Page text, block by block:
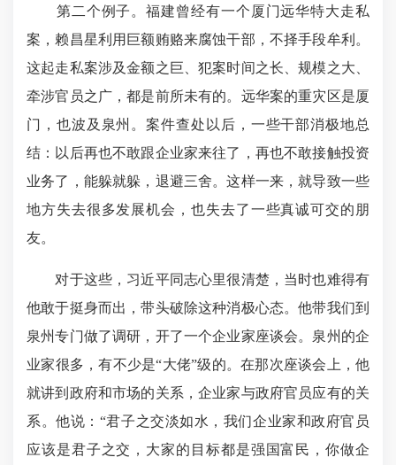
第二个例子。福建曾经有一个厦门远华特大走私
案，赖昌星利用巨额贿赂来腐蚀干部，不择手段牟利。
这起走私案涉及金额之巨、犯案时间之长、规模之大、
牵涉官员之广，都是前所未有的。远华案的重灾区是厦
门，也波及泉州。案件查处以后，一些干部消极地总
结：以后再也不敢跟企业家来往了，再也不敢接触投资
业务了，能躲就躲，退避三舍。这样一来，就导致一些
地方失去很多发展机会，也失去了一些真诚可交的朋
友。
对于这些，习近平同志心里很清楚，当时也难得有
他敢于挺身而出，带头破除这种消极心态。他带我们到
泉州专门做了调研，开了一个企业家座谈会。泉州的企
业家很多，有不少是“大佬”级的。在那次座谈会上，他
就讲到政府和市场的关系，企业家与政府官员应有的关
系。他说：“君子之交淡如水，我们企业家和政府官员
应该是君子之交，大家的目标都是强国富民，你做企